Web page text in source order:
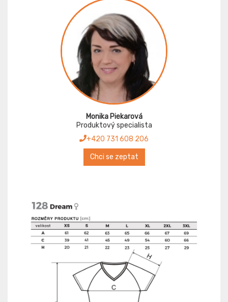
Monika Piekarová
Produktový specialista
+420 731 608 206
Chci se zeptat